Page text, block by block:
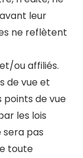
leur
ne reflètent
ou affiliés.
de vue et
points de vue
les lois
sera pas
toute